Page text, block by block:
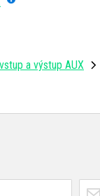
a výstup AUX